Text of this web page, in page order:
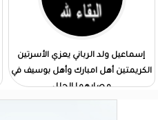
إسماعيل ولد الرباني يعزي الأسرتين
الكريمتين أهل امبارك وأهل بوسيف في
مصابهما الجلل